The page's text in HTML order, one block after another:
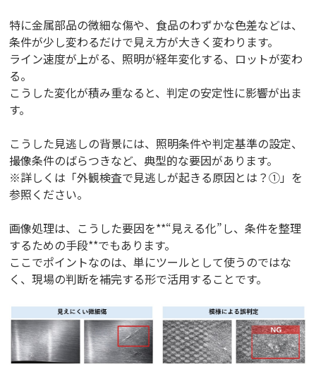
特に金属部品の微細な傷や、食品のわずかな色差などは、
条件が少し変わるだけで見え方が大きく変わります。
ライン速度が上がる、照明が経年変化する、ロットが変わ
る。
こうした変化が積み重なると、判定の安定性に影響が出ま
す。
こうした見逃しの背景には、照明条件や判定基準の設定、
撮像条件のばらつきなど、典型的な要因があります。
※詳しくは「外観検査で見逃しが起きる原因とは？①」を
参照ください。
画像処理は、こうした要因を**“見える化”し、条件を整理
するための手段**でもあります。
ここでポイントなのは、単にツールとして使うのではな
く、現場の判断を補完する形で活用することです。